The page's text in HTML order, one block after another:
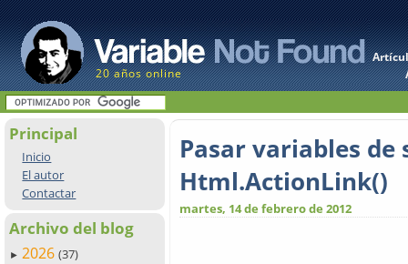
20 años online
Principal
Inicio
El autor
Contactar
Archivo del blog
► 2026 (37)
Pasar variables
Html.ActionLink()
martes, 14 de febrero de 2012